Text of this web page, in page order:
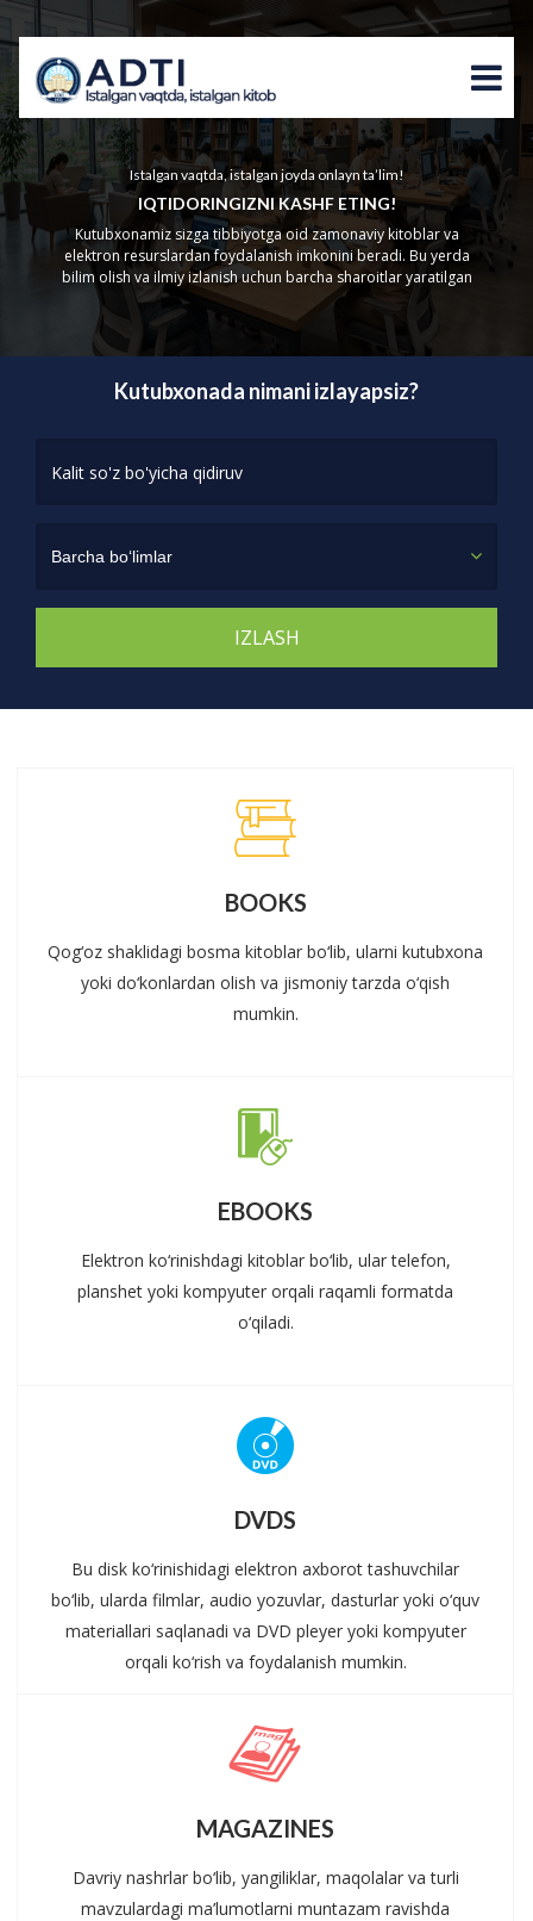
Istalgan vaqtda, istalgan joyda onlayn ta’lim!
IQTIDORINGIZNI KASHF ETING!
Kutubxonamiz sizga tibbiyotga oid zamonaviy kitoblar va
elektron resurslardan foydalanish imkonini beradi. Bu yerda
bilim olish va ilmiy izlanish uchun barcha sharoitlar yaratilgan
Kutubxonada nimani izlayapsiz?
Barcha bo‘limlar
BOOKS
Qog‘oz shaklidagi bosma kitoblar bo‘lib, ularni kutubxona
yoki do‘konlardan olish va jismoniy tarzda o‘qish
mumkin.
EBOOKS
Elektron ko‘rinishdagi kitoblar bo‘lib, ular telefon,
planshet yoki kompyuter orqali raqamli formatda
o‘qiladi.
DVDS
Bu disk ko‘rinishidagi elektron axborot tashuvchilar
bo‘lib, ularda filmlar, audio yozuvlar, dasturlar yoki o‘quv
materiallari saqlanadi va DVD pleyer yoki kompyuter
orqali ko‘rish va foydalanish mumkin.
MAGAZINES
Davriy nashrlar bo‘lib, yangiliklar, maqolalar va turli
mavzulardagi ma’lumotlarni muntazam ravishda